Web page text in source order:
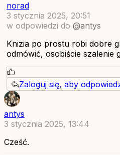
norad
3 stycznia 2025, 20:51
w odpowiedzi do @antys
Knizia po prostu robi dobre
odmówić, osobiście szalenie
Zaloguj się, aby
antys
3 stycznia 2025, 13:44
Cześć.